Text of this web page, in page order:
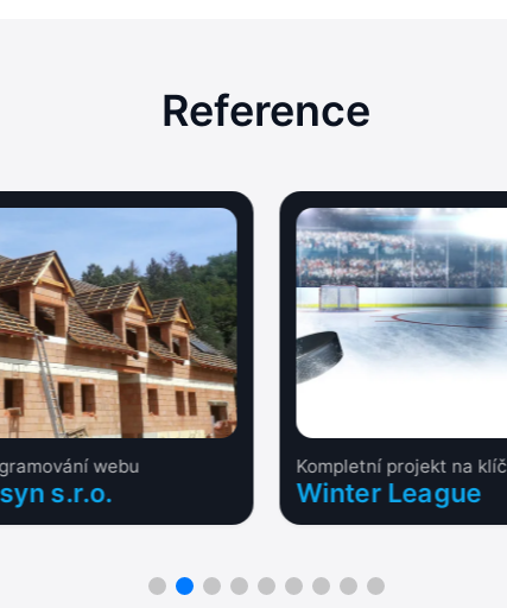
Reference
webu
s.r.o.
Kompletní projekt na klíč
Winter League